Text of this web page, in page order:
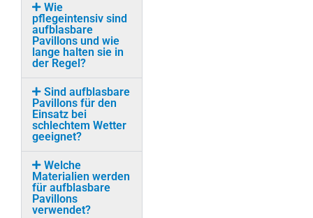
Wie
pflegeintensiv sind
aufblasbare
Pavillons und wie
lange halten sie in
der Regel?
Sind aufblasbare
Pavillons für den
Einsatz bei
schlechtem Wetter
geeignet?
Welche
Materialien werden
für aufblasbare
Pavillons
verwendet?